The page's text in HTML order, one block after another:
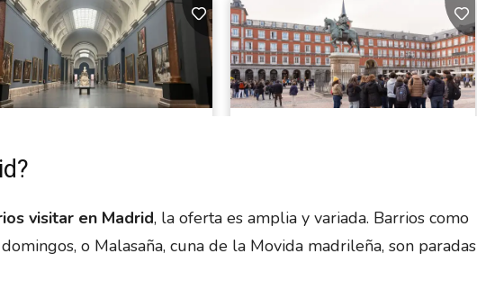
visitar en Madrid, la oferta es amplia y variada. Barrios como
o Malasaña, cuna de la Movida madrileña, son paradas